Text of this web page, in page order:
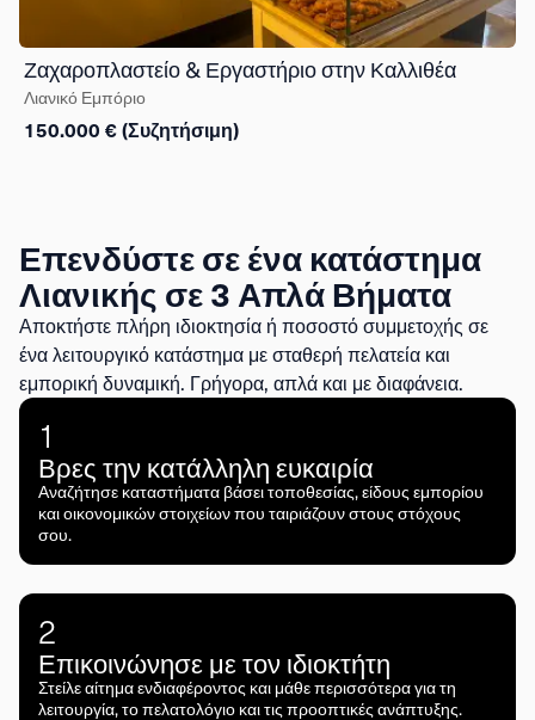
Ζαχαροπλαστείο & Εργαστήριο στην Καλλιθέα
Λιανικό Εμπόριο
150.000 € (Συζητήσιμη)
Επενδύστε σε ένα κατάστημα
Λιανικής σε 3 Απλά Βήματα
Αποκτήστε πλήρη ιδιοκτησία ή ποσοστό συμμετοχής σε
ένα λειτουργικό κατάστημα με σταθερή πελατεία και
εμπορική δυναμική. Γρήγορα, απλά και με διαφάνεια.
1
Βρες την κατάλληλη ευκαιρία
Αναζήτησε καταστήματα βάσει τοποθεσίας, είδους εμπορίου
και οικονομικών στοιχείων που ταιριάζουν στους στόχους
σου.
2
Επικοινώνησε με τον ιδιοκτήτη
Στείλε αίτημα ενδιαφέροντος και μάθε περισσότερα για τη
λειτουργία, το πελατολόγιο και τις προοπτικές ανάπτυξης.